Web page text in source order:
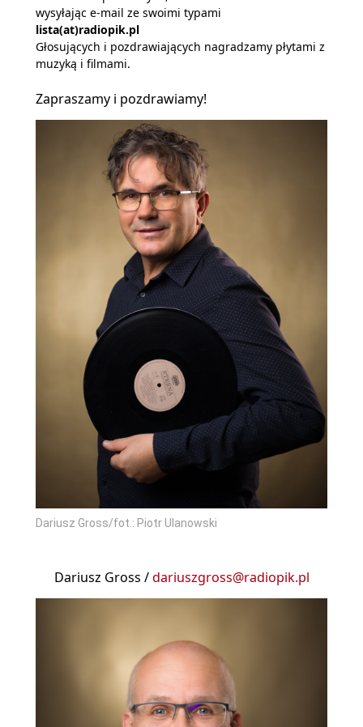
wysyłając e-mail ze swoimi typami
lista(at)radiopik.pl
Głosujących i pozdrawiających nagradzamy płytami z
muzyką i filmami.
Zapraszamy i pozdrawiamy!
Dariusz Gross/fot.: Piotr Ulanowski
Dariusz Gross /dariuszgross@radiopik.pl